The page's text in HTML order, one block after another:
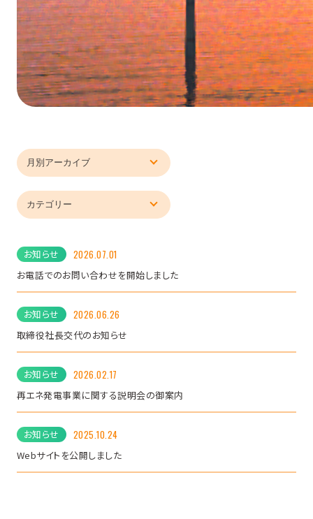
お問い合わせ
お知らせ 2026.07.01
お電話でのお問い合わせを開始しました
お知らせ 2026.06.26
取締役社長交代のお知らせ
お知らせ 2026.02.17
再エネ発電事業に関する説明会の御案内
お知らせ 2025.10.24
Webサイトを公開しました